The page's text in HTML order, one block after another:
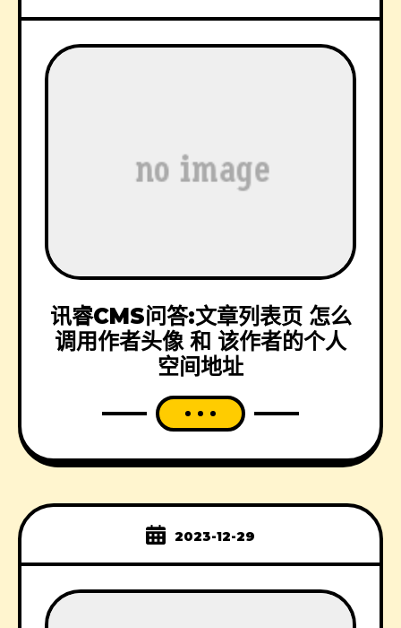
讯睿CMS问答:文章列表页 怎么
调用作者头像 和 该作者的个人
空间地址
2023-12-29